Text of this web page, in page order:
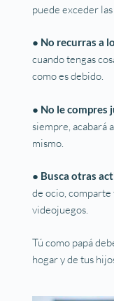
puede exceder
● No recurras a
cuando tengas
como es debido.
● No le compres
siempre, acabará
mismo.
● Busca otras
de ocio,
videojuegos.
Tú como papá
hogar y de tus